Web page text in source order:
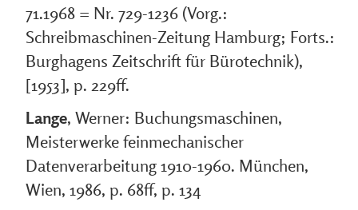
71.1968 = Nr. 729-1236 (Vorg.:
Schreibmaschinen-Zeitung Hamburg; Forts.:
Burghagens Zeitschrift für Bürotechnik),
[1953], p. 229ff.
Lange, Werner: Buchungsmaschinen,
Meisterwerke feinmechanischer
Datenverarbeitung 1910-1960. München,
Wien, 1986, p. 68ff, p. 134